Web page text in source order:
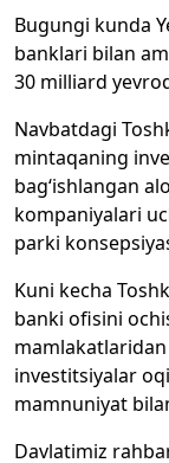
Bugungi kunda
banklari bilan
30 milliard
Navbatdagi
mintaqaning
bag‘ishlangan
kompaniyalari
parki
Kuni kecha
banki ofisini
mamlakatlaridan
investitsiyalar
mamnuniyat
Davlatimiz